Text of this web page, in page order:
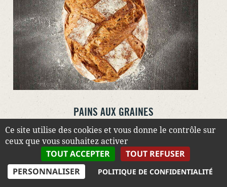
PAINS AUX GRAINES
Savoureux et gourmand, grâce à un mélange harmonieux
de blé et d'épeautre, une sélection de graines et une
pointe de miel.
Ce site utilise des cookies et vous donne le contrôle sur
ceux que vous souhaitez activer
TOUT ACCEPTER
TOUT REFUSER
PERSONNALISER
POLITIQUE DE CONFIDENTIALITÉ